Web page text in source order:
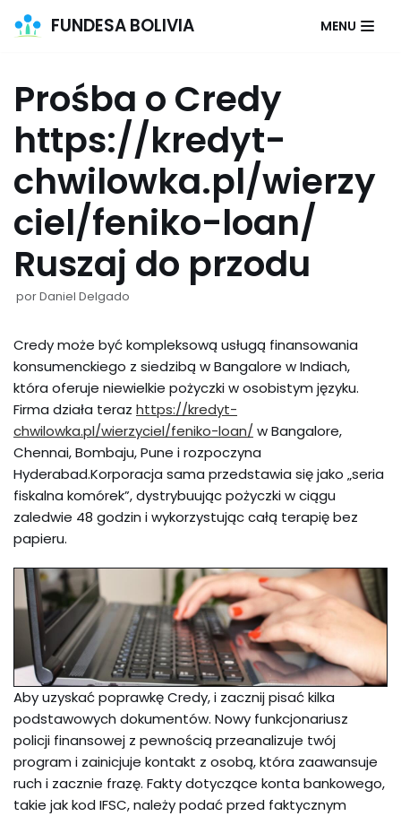
contenido
FUNDESA BOLIVIA MENU
Prośba o Credy
https://kredyt-
chwilowka.pl/wierzy
ciel/feniko-loan/
Ruszaj do przodu
porDaniel Delgado
Credy może być kompleksową usługą finansowania
konsumenckiego z siedzibą w Bangalore w Indiach,
która oferuje niewielkie pożyczki w osobistym języku.
Firma działa teraz https://kredyt-
chwilowka.pl/wierzyciel/feniko-loan/ w Bangalore,
Chennai, Bombaju, Pune i rozpoczyna
Hyderabad.Korporacja sama przedstawia się jako „seria
fiskalna komórek”, dystrybuując pożyczki w ciągu
zaledwie 48 godzin i wykorzystując całą terapię bez
papieru.
Aby uzyskać poprawkę Credy, i zacznij pisać kilka
podstawowych dokumentów. Nowy funkcjonariusz
policji finansowej z pewnością przeanalizuje twój
program i zainicjuje kontakt z osobą, która zaawansuje
ruch i zacznie frazę. Fakty dotyczące konta bankowego,
takie jak kod IFSC, należy podać przed faktycznym